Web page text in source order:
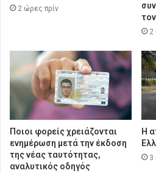
2 ώρες πρίν
2
Ποιοι φορείς χρειάζονται
ενημέρωση μετά την έκδοση
της νέας ταυτότητας,
αναλυτικός οδηγός
Η
3